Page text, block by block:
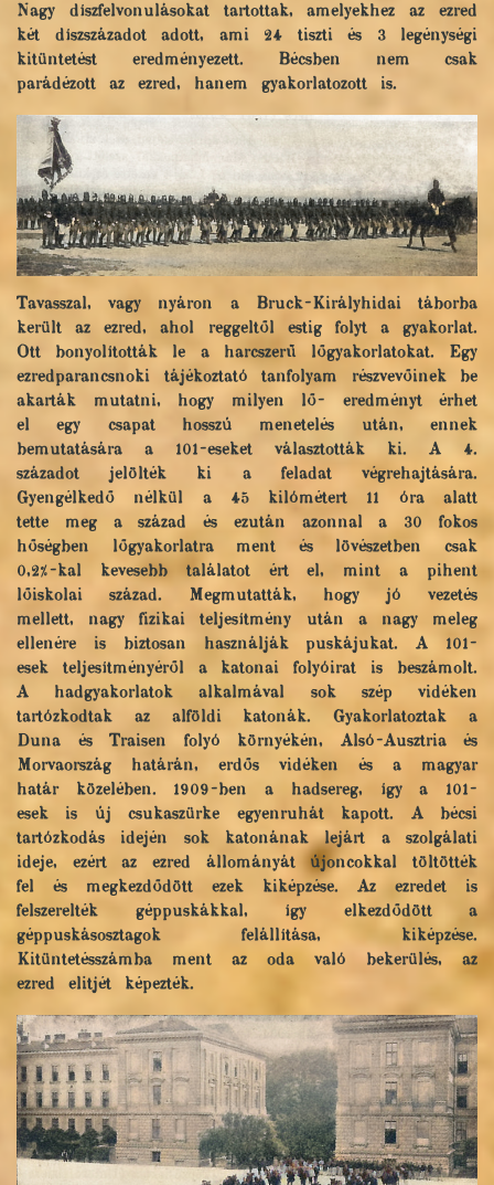
Nagy díszfelvonulásokat tartottak, amelyekhez az ezred
két díszszázadot adott, ami 24 tiszti és 3 legénységi
kitüntetést eredményezett. Bécsben nem csak
parádézott az ezred, hanem gyakorlatozott is.
Tavasszal, vagy nyáron a Bruck-Királyhidai táborba
került az ezred, ahol reggeltől estig folyt a gyakorlat.
Ott bonyolították le a harcszerű lőgyakorlatokat. Egy
ezredparancsnoki tájékoztató tanfolyam részvevőinek be
akarták mutatni, hogy milyen lő- eredményt érhet
el egy csapat hosszú menetelés után, ennek
bemutatására a 101-eseket választották ki. A 4.
századot jelölték ki a feladat végrehajtására.
Gyengélkedő nélkül a 45 kilómétert 11 óra alatt
tette meg a század és ezután azonnal a 30 fokos
hőségben lőgyakorlatra ment és lövészetben csak
0,2%-kal kevesebb találatot ért el, mint a pihent
lőiskolai század. Megmutatták, hogy jó vezetés
mellett, nagy fizikai teljesítmény után a nagy meleg
ellenére is biztosan használják puskájukat. A 101-
esek teljesítményéről a katonai folyóirat is beszámolt.
A hadgyakorlatok alkalmával sok szép vidéken
tartózkodtak az alföldi katonák. Gyakorlatoztak a
Duna és Traisen folyó környékén, Alsó-Ausztria és
Morvaország határán, erdős vidéken és a magyar
határ közelében. 1909-ben a hadsereg, így a 101-
esek is új csukaszürke egyenruhát kapott. A bécsi
tartózkodás idején sok katonának lejárt a szolgálati
ideje, ezért az ezred állományát újoncokkal töltötték
fel és megkezdődött ezek kiképzése. Az ezredet is
felszerelték géppuskákkal, így elkezdődött a
géppuskásosztagok felállítása, kiképzése.
Kitüntetésszámba ment az oda való bekerülés, az
ezred elitjét képezték.